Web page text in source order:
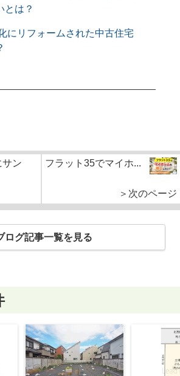
とは？
にリフォームされた中古住宅
サン
フラット35でマイホ...
＞次のページ
ログ記事一覧を見る